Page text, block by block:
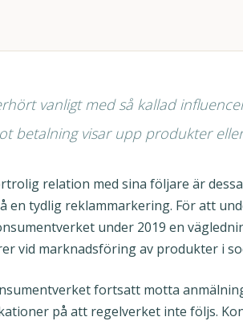
vanligt med så kallad
betalning visar upp produkter
relation med sina följare är
en tydlig reklammarkering. För att
under 2019 en
vid marknadsföring av produkter i
fortsatt motta
på att regelverket inte följs.